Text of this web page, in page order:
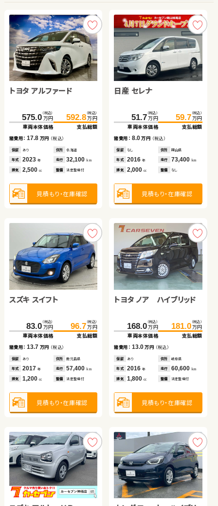
トヨタ アルファード
575.0 （税込）
万円
車両本体価格
592.8 （税込）
万円
支払総額
諸費用：17.8 万円 （税込）
保証 あり 住所 北海道
年式 2023 年 走行 32,100 km
排気 2,500 cc 整備 法定整備付
見積もり・在庫確認
日産 セレナ
51.7 （税込）
万円
車両本体価格
59.7 （税込）
万円
支払総額
諸費用： 8.0万円 （税込）
保証 なし 住所 岡山県
年式 2016年 走行 73,400 km
排気 2,000cc 整備 なし
見積もり・在庫確認
スズキ スイフト
83.0 （税込）
万円
車両本体価格
96.7 （税込）
万円
支払総額
諸費用：13.7 万円 （税込）
保証 あり 住所 鹿児島県
年式 2017 年 走行 57,400 km
排気 1,200 cc 整備 法定整備付
見積もり・在庫確認
トヨタ ノア ハイブリッド
168.0 （税込）
万円
車両本体価格
181.0 （税込）
万円
支払総額
諸費用： 13.0万円 （税込）
保証 あり 住所 岐阜県
年式 2016年 走行 60,600 km
排気 1,800cc 整備 法定整備付
見積もり・在庫確認
トヨタ ルーミー
150.0 （税込）
万円
車両本体価格
161.4 （税込）
万円
支払総額
諸費用：11.4 万円 （税込）
保証 あり 住所 愛知県
年式 2022 年 走行 28,000 km
排気 1,000 cc 整備 法定整備付
見積もり・在庫確認
スズキ ワゴンＲ
32.0 （税込）
万円
車両本体価格
38.0 （税込）
万円
支払総額
諸費用： 6.0万円 （税込）
保証 なし 住所 長野県
年式 2012年 走行 59,000 km
排気 660cc 整備 なし
見積もり・在庫確認
スズキ ジムニーシエラ
244.4 （税込）
万円
車両本体価格
259.9 （税込）
万円
支払総額
諸費用：15.5 万円 （税込）
保証 あり 住所 岩手県
年式 2023 年 走行 32,400 km
排気 1,500 cc 整備 法定整備付
見積もり・在庫確認
ダイハツ タント
60.1 （税込）
万円
車両本体価格
67.6 （税込）
万円
支払総額
諸費用： 7.5万円（税込）
保証 なし 住所 埼玉県
年式 2011年 走行 50,300 km
排気 660cc 整備 なし
見積もり・在庫確認
ホンダ フリード ハイブリ
139.0 （税込）
万円
車両本体価格
149.8 （税込）
万円
支払総額
諸費用：10.8 万円 （税込）
保証 あり 住所 岡山県
年式 2017 年 走行 49,000 km
排気 1,500 cc 整備 法定整備付
見積もり・在庫確認
トヨタ アクア
58.7 （税込）
万円
車両本体価格
69.7 （税込）
万円
支払総額
諸費用： 11.0万円（税込）
保証 なし 住所 大分県
年式 2012年 走行 74,000 km
排気 1,500cc 整備 法定整備付
見積もり・在庫確認
スバル フォレスター
242.7 （税込）
万円
車両本体価格
250.8 （税込）
万円
支払総額
諸費用：8.1万円（税込）
保証 なし 住所 岡山県
年式 2019 年 走行 33,800 km
排気 2,500 cc 整備 法定整備付
見積もり・在庫確認
トヨタ ヴェルファイア
242.7 （税込）
万円
車両本体価格
255.7 （税込）
万円
支払総額
諸費用： 13.0万円 （税込）
保証 あり 住所 埼玉県
年式 2016年 走行 74,800 km
排気 2,500cc 整備 法定整備付
見積もり・在庫確認
ホンダ Ｎ ＢＯＸ
36.6万円
車両本体価格
諸費用：8.2 万円 （税込）
保証 あり 住所 青森県
排気 660 整備 法定整備付
トヨタ ルーミー
108.8 （税込）
万円
車両本体価格
114.6 （税込）
万円
支払総額
諸費用： 5.8万円 （税込）
保証 あり 住所 青森県
年式 2019年 走行 21,400 km
排気 1,000cc 整備 法定整備付
見積もり・在庫確認